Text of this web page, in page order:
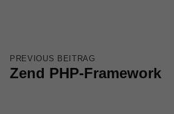
PREVIOUS BEITRAG
Zend PHP-Framework